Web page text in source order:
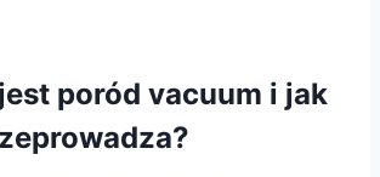
poród vacuum i jak